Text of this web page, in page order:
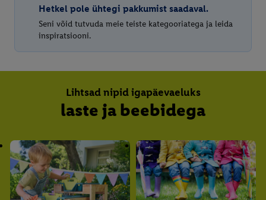
Hetkel pole ühtegi pakkumist saadaval.
Seni võid tutvuda meie teiste kategooriatega ja leida
inspiratsiooni.
Lihtsad nipid igapäevaeluks
laste ja beebidega